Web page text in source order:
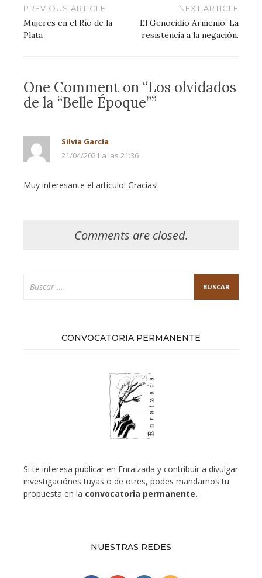
Navegación
de
entradas
PREVIOUS ARTICLE
Mujeres en el Río de la
Plata
NEXT ARTICLE
El Genocidio Armenio: La
resistencia a la negación.
One Comment on “Los olvidados
de la “Belle Époque””
Silvia García
21/04/2021 a las 21:36
Muy interesante el artículo! Gracias!
Comments are closed.
CONVOCATORIA PERMANENTE
Si te interesa publicar en Enraizada y contribuir a divulgar
investigaciónes tuyas o de otres, podes mandarnos tu
propuesta en la convocatoria permanente.
NUESTRAS REDES